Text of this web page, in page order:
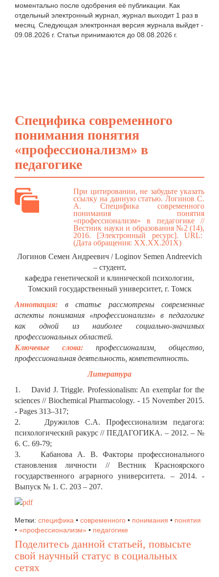
моментально после одобрения её публикации. Как
отдельный электронный журнал, журнал выходит 1 раз в
месяц. Следующая электронная версия журнала выйдет -
09.08.2026 г. Статьи принимаются до 08.08.2026 г.
Специфика современного
понимания понятия
«профессионализм» в
педагогике
При цитировании, не забудьте указать
ссылку на данную статью. Логинов С.
А. Специфика современного
понимания понятия
«профессионализм» в педагогике //
Вестник науки и образования №2 (14),
2016. [Электронный ресурс]. URL:
(Дата обращения: ХХ.ХХ.201Х)
Логинов Семен Андреевич / Loginov Semen Andreevich
– студент,
кафедра генетической и клинической психологии,
Томский государственный университет, г. Томск
Аннотация: в статье рассмотрены современные
аспекты понимания «профессионализм» в педагогике
как одной из наиболее социально-значимых
профессиональных областей.
Ключевые слова: профессионализм, общество,
профессиональная деятельность, компетентность.
Литература
1. David J. Triggle. Professionalism: An exemplar for the
sciences // Biochemical Pharmacology. - 15 November 2015.
- Pages 313–317;
2. Дружилов С.А. Профессионализм педагога:
психологический ракурс // ПЕДАГОГИКА. – 2012. – №
6. С. 69-79;
3. Кабанова А. В. Факторы профессионального
становления личности // Вестник Красноярского
государственного аграрного университета. – 2014. -
Выпуск № 1. С. 203 – 207.
Метки: специфика • современного • понимания • понятия
• «профессионализм» • педагогике
Поделитесь данной статьей, повысьте
свой научный статус в социальных
сетях